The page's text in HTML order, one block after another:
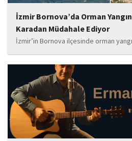
İzmir Bornova’da Orman
Karadan Müdahale Ediyor
İzmir’in Bornova ilçesinde orman
havadan ve karadan müdahale ediyor.